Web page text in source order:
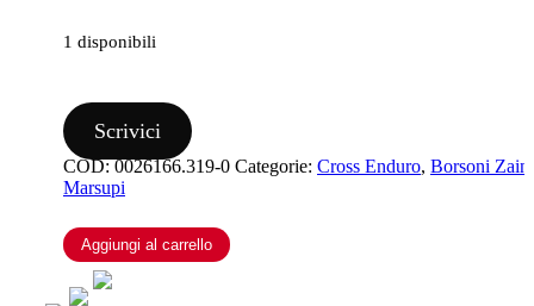
1 disponibili
ENDURO
ACERBIS
RAM
PRO
LOGO
NERO
GRIGIO
quantità
Scrivici
COD:0026166.319-0 Categorie: Cross Enduro, Borsoni
Marsupi
Aggiungi al carrello